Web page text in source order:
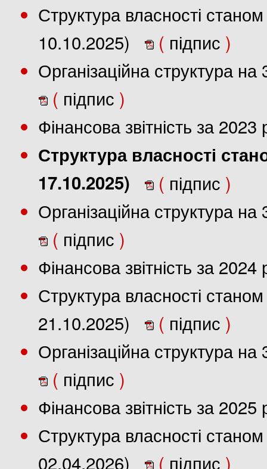
Структура власності
10.10.2025)
( підпис )
Організаційна структура
( підпис )
Фінансова звітність за
Структура власності
17.10.2025)
( підпис )
Організаційна структура
( підпис )
Фінансова звітність за
Структура власності
21.10.2025)
( підпис )
Організаційна структура
( підпис )
Фінансова звітність за
Структура власності
02.04.2026)
( підпис )